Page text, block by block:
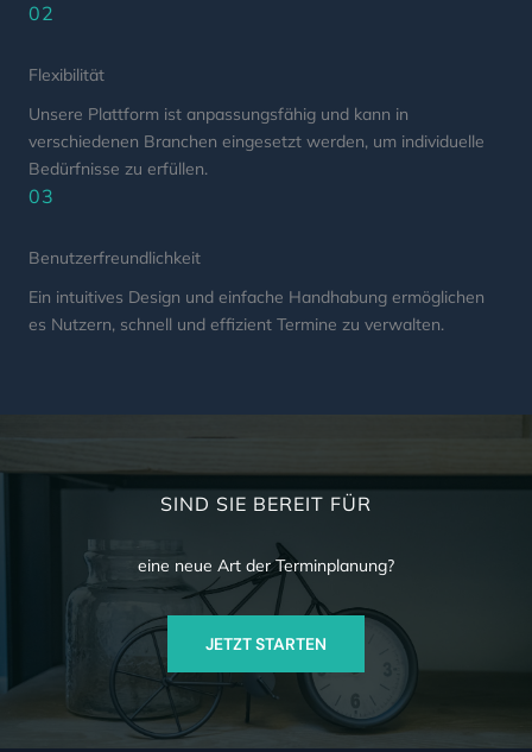
02
Flexibilität
Unsere Plattform ist anpassungsfähig und kann in
verschiedenen Branchen eingesetzt werden, um individuelle
Bedürfnisse zu erfüllen.
03
Benutzerfreundlichkeit
Ein intuitives Design und einfache Handhabung ermöglichen
es Nutzern, schnell und effizient Termine zu verwalten.
SIND SIE BEREIT FÜR
eine neue Art der Terminplanung?
JETZT STARTEN